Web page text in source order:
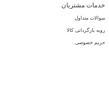
خدمات مشتریان
سوالات متداول
رویه بازگردانی کالا
حریم خصوصی